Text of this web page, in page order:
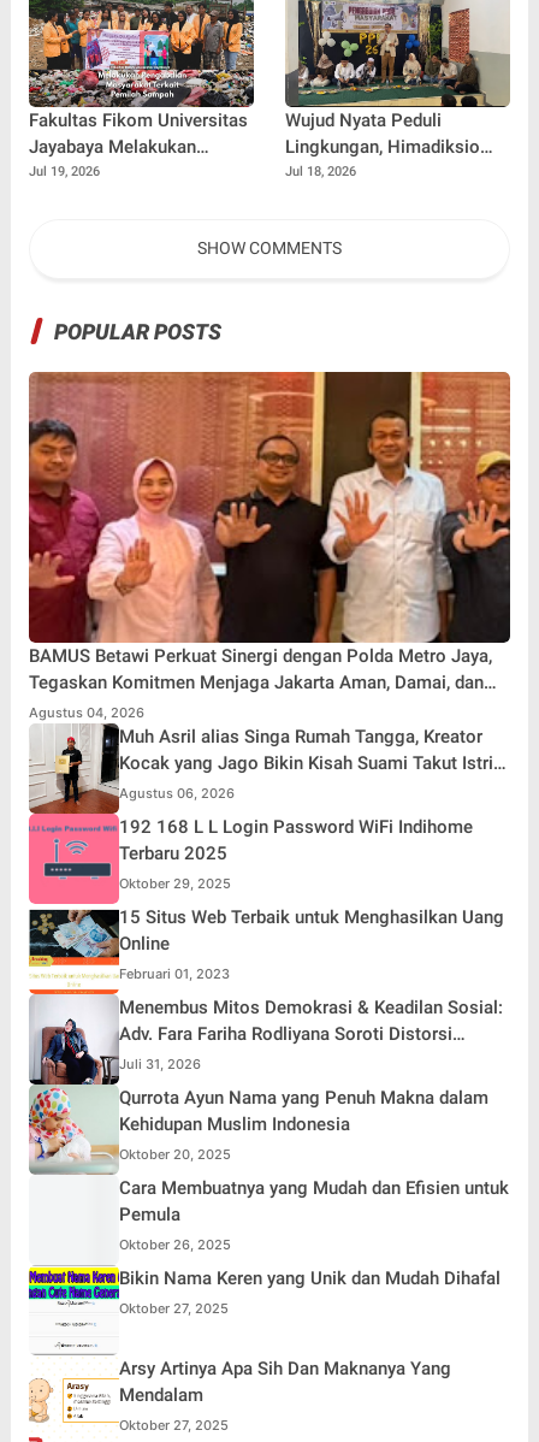
Fakultas Fikom Universitas
Jayabaya Melakukan
Pengabdian Masyarakat
Jul 19, 2026
Wujud Nyata Peduli
Lingkungan, Himadiksio
Untirta Gelar Dialog
Jul 18, 2026
SHOW COMMENTS
POPULAR POSTS
BAMUS Betawi Perkuat Sinergi dengan Polda Metro Jaya,
Tegaskan Komitmen Menjaga Jakarta Aman, Damai, dan
Kondusif Jelang HUT ke-81 Republik Indonesia
Agustus 04, 2026
Muh Asril alias Singa Rumah Tangga, Kreator
Kocak yang Jago Bikin Kisah Suami Takut Istri
Jadi Hiburan
Agustus 06, 2026
192 168 L L Login Password WiFi Indihome
Terbaru 2025
Oktober 29, 2025
15 Situs Web Terbaik untuk Menghasilkan Uang
Online
Februari 01, 2023
Menembus Mitos Demokrasi & Keadilan Sosial:
Adv. Fara Fariha Rodliyana Soroti Distorsi
Simpati Publik dan Aksi Main Hakim Sendiri
Juli 31, 2026
Qurrota Ayun Nama yang Penuh Makna dalam
Kehidupan Muslim Indonesia
Oktober 20, 2025
Cara Membuatnya yang Mudah dan Efisien untuk
Pemula
Oktober 26, 2025
Bikin Nama Keren yang Unik dan Mudah Dihafal
Oktober 27, 2025
Arsy Artinya Apa Sih Dan Maknanya Yang
Mendalam
Oktober 27, 2025